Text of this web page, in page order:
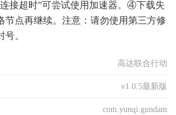
接超时”可尝试使用加速器。④下载失
节点再继续。注意：请勿使用第三方修
。
高达联合行动
v1.0.5最新版
com.yunqi.gundam